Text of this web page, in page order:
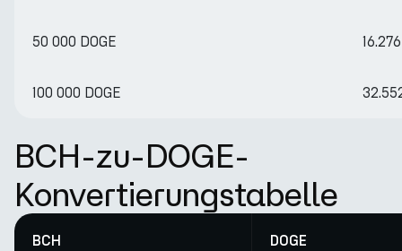
50 000 DOGE
100 000 DOGE
BCH-zu-DOGE-
Konvertierungstabelle
BCH DOGE